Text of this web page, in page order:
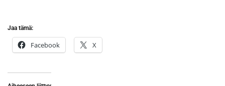
Jaa tämä:
Facebook X